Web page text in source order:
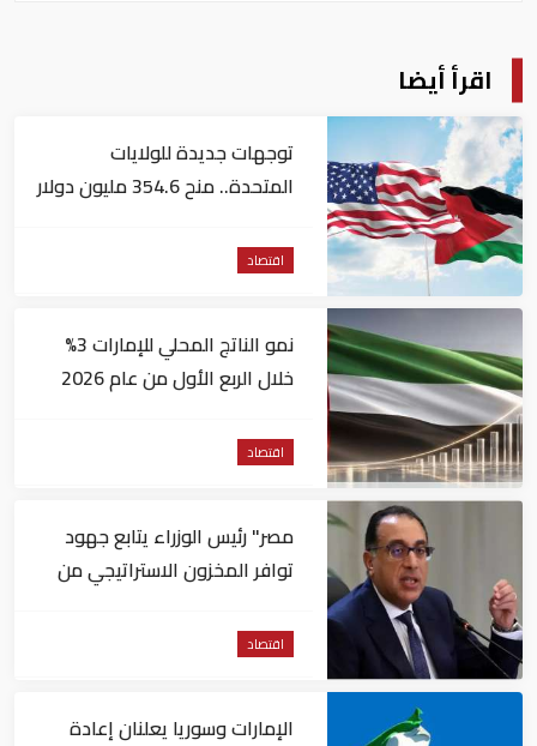
اقرأ أيضا
توجهات جديدة للولايات
المتحدة.. منح 354.6 مليون دولار
اقتصاد
نمو الناتج المحلي للإمارات 3%
خلال الربع الأول من عام 2026
اقتصاد
مصر" رئيس الوزراء يتابع جهود
توافر المخزون الاستراتيجي من
اقتصاد
الإمارات وسوريا يعلنان إعادة